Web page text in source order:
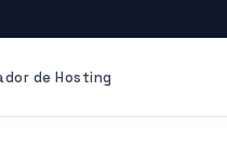
de Hosting